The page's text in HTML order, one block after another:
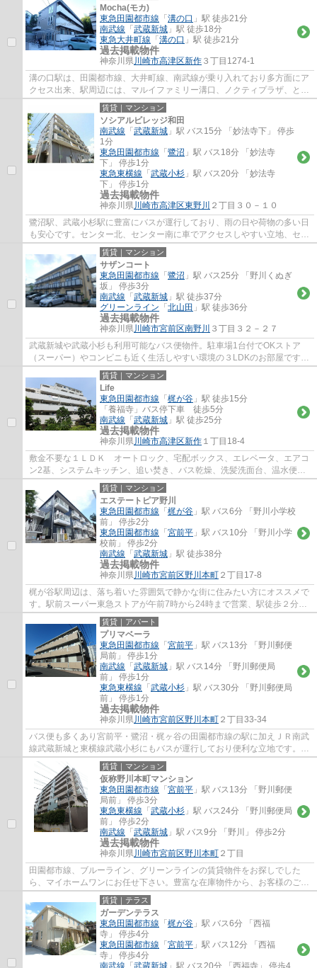
Mocha(モカ)
東急田園都市線 「 溝の口 」駅 徒歩21分
南武線 「 武蔵新城 」駅 徒歩18分
東急大井町線 「 溝の口 」駅 徒歩21分
過去掲載物件
神奈川県川崎市高津区新作 ３丁目1274-1
溝の口駅は、田園都市線、大井町線、南武線が乗り入れており多方面にア
クセス出来、駅周辺には、マルイファミリー溝口、ノクティプラザ、とい
ったデパートやレストラン街、イトーヨー...
賃貸｜マンション
ソシアルビレッジ和田
南武線 「 武蔵新城 」駅 バス15分 「妙法寺下」 停歩
1分
東急田園都市線 「 鷺沼 」駅 バス18分 「妙法寺
下」 停歩1分
東急東横線 「 武蔵小杉 」駅 バス20分 「妙法寺
下」 停歩1分
過去掲載物件
神奈川県川崎市高津区東野川 ２丁目３０－１０
鷺沼駅、武蔵小杉駅に豊富にバスが運行しており、雨の日や荷物の多い日
も安心です。センター北、センター南に車でアクセスしやすい立地、セン
ター北、センター南には、ノースポートモ...
賃貸｜マンション
サザンコート
東急田園都市線 「 鷺沼 」駅 バス25分 「野川くぬぎ
坂」 停歩3分
南武線 「 武蔵新城 」駅 徒歩37分
グリーンライン 「 北山田 」駅 徒歩36分
過去掲載物件
神奈川県川崎市宮前区南野川 ３丁目３２－２７
武蔵新城や武蔵小杉も利用可能なバス便物件。駐車場1台付でOKストア
（スーパー）やコンビニも近く生活しやすい環境の３LDKのお部屋です。
システムキッチン、エアコン設置済み 田園都...
賃貸｜マンション
Life
東急田園都市線 「 梶が谷 」駅 徒歩15分
「養福寺」バス停下車 徒歩5分
南武線 「 武蔵新城 」駅 徒歩25分
過去掲載物件
神奈川県川崎市高津区新作 １丁目18-4
敷金不要な１ＬＤＫ オートロック、宅配ボックス、エレベータ、エアコ
ン2基、システムキッチン、追い焚き、バス乾燥、洗髪洗面台、温水便
座、モニターホン、溝の口駅、武蔵新城駅には...
賃貸｜マンション
エステートピア野川
東急田園都市線 「 梶が谷 」駅 バス6分 「野川小学校
前」 停歩2分
東急田園都市線 「 宮前平 」駅 バス10分 「野川小学
校前」 停歩2分
南武線 「 武蔵新城 」駅 徒歩38分
過去掲載物件
神奈川県川崎市宮前区野川本町 ２丁目17-8
梶が谷駅周辺は、落ち着いた雰囲気で静かな街に住みたい方にオススメで
す。駅前スーパー東急ストアが午前7時から24時まで営業、駅徒歩２分の
高津郵便局は、高津区の本局で不在時の荷物...
賃貸｜アパート
プリマベーラ
東急田園都市線 「 宮前平 」駅 バス13分 「野川郵便
局前」 停歩1分
南武線 「 武蔵新城 」駅 バス14分 「野川郵便局
前」 停歩1分
東急東横線 「 武蔵小杉 」駅 バス30分 「野川郵便局
前」 停歩1分
過去掲載物件
神奈川県川崎市宮前区野川本町 ２丁目33-34
バス便も多くあり宮前平・鷺沼・梶ヶ谷の田園都市線の駅に加えＪＲ南武
線武蔵新城と東横線武蔵小杉にもバスが運行しており便利な立地です。田
園都市線、ブルーライン、グリーンライン...
賃貸｜マンション
仮称野川本町マンション
東急田園都市線 「 宮前平 」駅 バス13分 「野川郵便
局前」 停歩3分
東急東横線 「 武蔵小杉 」駅 バス24分 「野川郵便局
前」 停歩2分
南武線 「 武蔵新城 」駅 バス9分 「野川」 停歩2分
過去掲載物件
神奈川県川崎市宮前区野川本町 ２丁目
田園都市線、ブルーライン、グリーンラインの賃貸物件をお探しでした
ら、マイホームワンにお任せ下さい。豊富な在庫物件から、お客様のご要
望に合うお部屋をご提案致します。
賃貸｜テラス
ガーデンテラス
東急田園都市線 「 梶が谷 」駅 バス6分 「西福
寺」 停歩4分
東急田園都市線 「 宮前平 」駅 バス12分 「西福
寺」 停歩4分
南武線 「 武蔵新城 」駅 バス20分 「西福寺」 停歩4